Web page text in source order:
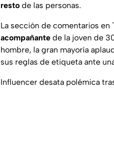
resto de las personas.
La sección de comentarios en
acompañante de la joven de
hombre, la gran mayoría
sus reglas de etiqueta ante
Influencer desata polémica